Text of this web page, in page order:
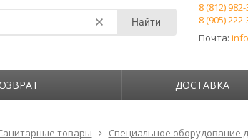
Найти
8 (812)
8 (905)
Почта:
ДОСТАВКА
товары Специальное оборудование